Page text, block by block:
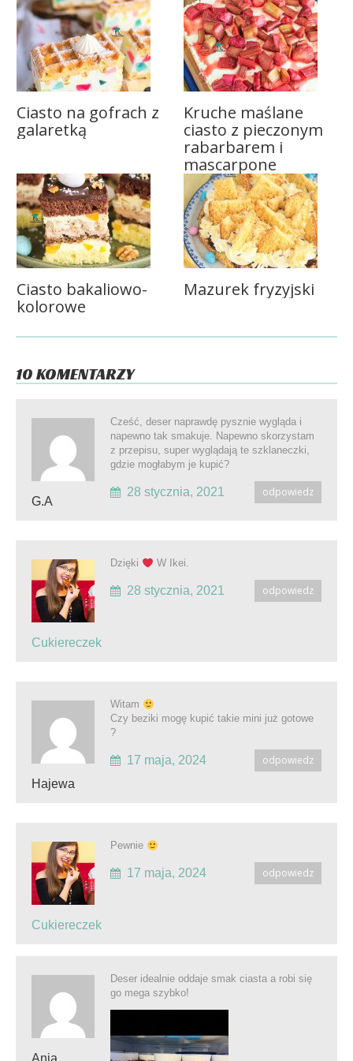
Ciasto na gofrach z
galaretką
Kruche maślane
ciasto z pieczonym
rabarbarem i
mascarpone
Ciasto bakaliowo-
kolorowe
Mazurek fryzyjski
10 KOMENTARZY
G.A
Cześć, deser naprawdę pysznie wygląda i
napewno tak smakuje. Napewno skorzystam
z przepisu, super wyglądają te szklaneczki,
gdzie mogłabym je kupić?
odpowiedz
28 stycznia, 2021
Cukiereczek
Dzięki W Ikei.
odpowiedz
28 stycznia, 2021
Hajewa
Witam
Czy beziki mogę kupić takie mini już gotowe
?
odpowiedz
17 maja, 2024
Cukiereczek
Pewnie
odpowiedz
17 maja, 2024
Deser idealnie oddaje smak ciasta a robi się
go mega szybko!